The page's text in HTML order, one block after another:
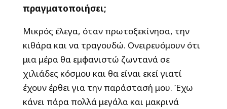
πραγματοποιήσει;
Μικρός έλεγα, όταν πρωτοξεκίνησα, την
κιθάρα και να τραγουδώ. Ονειρευόμουν ότι
μια μέρα θα εμφανιστώ ζωντανά σε
χιλιάδες κόσμου και θα είναι εκεί γιατί
έχουν έρθει για την παράστασή μου. Έχω
κάνει πάρα πολλά μεγάλα και μακρινά